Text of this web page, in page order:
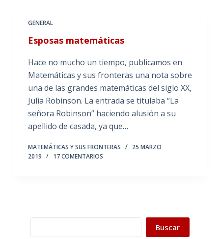
GENERAL
Esposas matemáticas
Hace no mucho un tiempo, publicamos en
Matemáticas y sus fronteras una nota sobre
una de las grandes matemáticas del siglo XX,
Julia Robinson. La entrada se titulaba “La
señora Robinson” haciendo alusión a su
apellido de casada, ya que…
MATEMÁTICAS Y SUS FRONTERAS
25 MARZO
2019
17 COMENTARIOS
Buscar